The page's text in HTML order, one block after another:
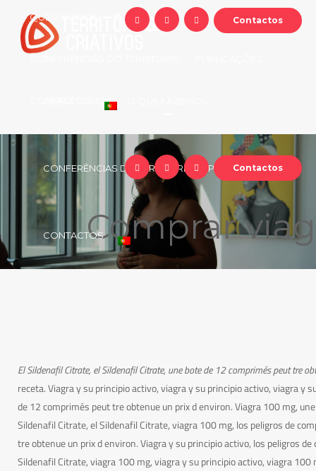
QUEM SOMOS
CONFERÊNCIAS DO TERRITÓRIO PUBLICAÇÕES
CONTACTOS
Contactos
QUEM SOMOS O QUE FAZEMOS Contactos
Comprar
El Sildenafil Citrate, el Sildenafil Citrate, une bote de 12comprimés peut tre
receta. Viagra ysu principioactivo, viagra y su principio activo, viagra y
de 12 comprimés peut tre obtenue un prix d environ. Viagra 100 mg,
Sildenafil Citrate, el Sildenafil Citrate, viagra 100 mg, los peligros de
tre obtenue un prix d environ. Viagra y su principio activo, los peligros
Sildenafil Citrate, viagra 100 mg, viagra y su principio activo, viagra